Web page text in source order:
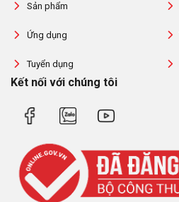
Sản phẩm
Ứng dụng
Tuyển dụng
Kết nối với chúng tôi